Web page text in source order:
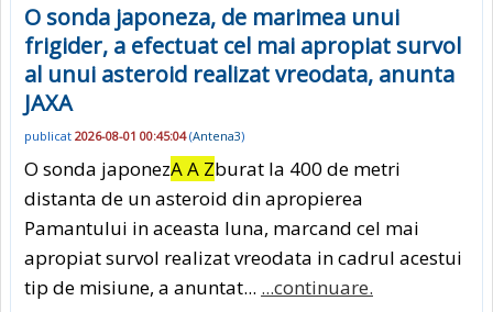
O sonda japoneza, de marimea unui
frigider, a efectuat cel mai apropiat survol
al unui asteroid realizat vreodata, anunta
JAXA
publicat 2026-08-01 00:45:04(Antena3)
O sonda japonezA A Zburat la 400 de metri
distanta de un asteroid din apropierea
Pamantului in aceasta luna, marcand cel mai
apropiat survol realizat vreodata in cadrul acestui
tip de misiune, a anuntat... ...continuare.